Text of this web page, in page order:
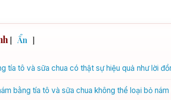
[ Ẩn ]
tía tô và sữa chua có thật sự hiệu quả như lời
bằng tía tô và sữa chua không thể loại bỏ